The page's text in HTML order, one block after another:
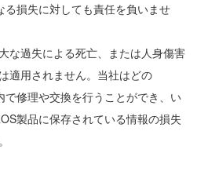
損失に対しても責任を負いませ
な過失による死亡、または人身傷害
適用されません。当社はどの
修理や交換を行うことができ、い
製品に保存されている情報の損失